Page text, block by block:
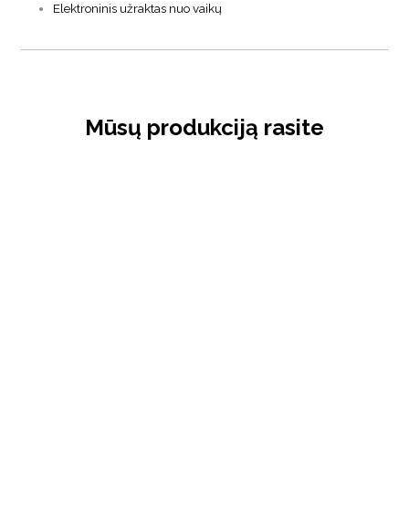
Elektroninis užraktas nuo vaikų
Mūsų produkciją rasite